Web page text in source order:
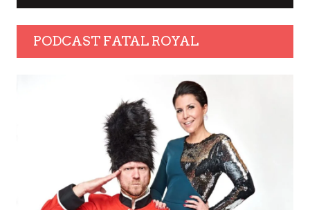
PODCAST FATAL ROYAL